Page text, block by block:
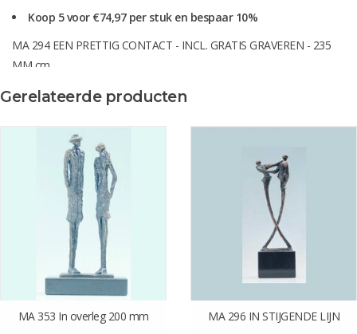
Koop 5 voor €74,97 per stuk en bespaar 10%
MA 294 EEN PRETTIG CONTACT - INCL. GRATIS GRAVEREN - 235
MM cm
Gerelateerde producten
MA 353 In overleg 200 mm MA 296 IN STIJGENDE LIJN